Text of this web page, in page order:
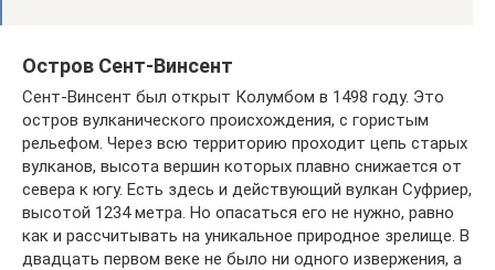
Остров Сент-Винсент
Сент-Винсент был открыт Колумбом в 1498 году. Это
остров вулканического происхождения, с гористым
рельефом. Через всю территорию проходит цепь старых
вулканов, высота вершин которых плавно снижается от
севера к югу. Есть здесь и действующий вулкан Суфриер,
высотой 1234 метра. Но опасаться его не нужно, равно
как и рассчитывать на уникальное природное зрелище. В
двадцать первом веке не было ни одного извержения, а